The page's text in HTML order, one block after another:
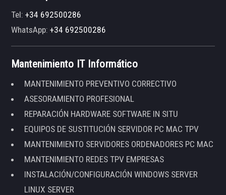
Tel:+34 692500286
WhatsApp:+34 692500286
Mantenimiento IT Informático
MANTENIMIENTO PREVENTIVO CORRECTIVO
ASESORAMIENTO PROFESIONAL
REPARACIÓN HARDWARE SOFTWARE IN SITU
EQUIPOS DE SUSTITUCIÓN SERVIDOR PC MAC TPV
MANTENIMIENTO SERVIDORES ORDENADORES PC MAC
MANTENIMIENTO REDES TPV EMPRESAS
INSTALACIÓN/CONFIGURACIÓN WINDOWS SERVER
LINUX SERVER